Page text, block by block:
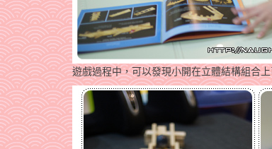
遊戲過程中，可以發現小開在立體結構組合